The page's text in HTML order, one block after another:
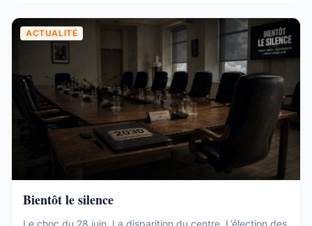
gouvernement ont été élus au Congrès (abonnés), ...
ACTUALITÉ
Bientôt le silence